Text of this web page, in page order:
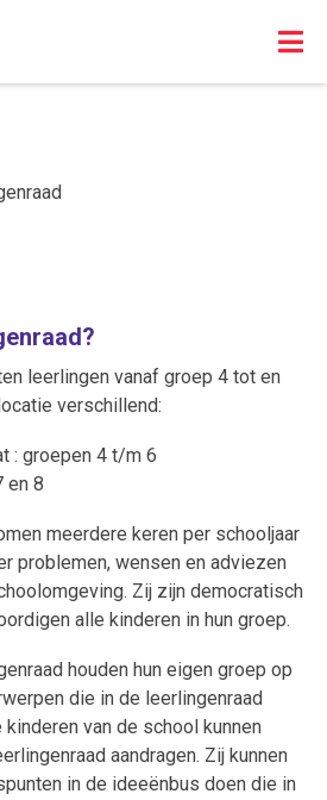
leerlingen vanaf groep 4 tot en
verschillend:
: groepen 4 t/m 6
en 8
meerdere keren per schooljaar
problemen, wensen en adviezen
Zij zijn democratisch
alle kinderen in hun groep.
houden hun eigen groep op
die in de leerlingenraad
van de school kunnen
aandragen. Zij kunnen
in de ideeënbus doen die in